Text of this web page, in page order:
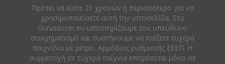
Πρέπει να είστε 21 χρονών ή περισσότερο για να
χρησιμοποιείσετε αυτή την ιστοσελίδα. Στο
Gurusoccer.eu υποστηρίζουμε τον υπεύθυνο
στοιχηματισμό και συστήνουμε να παίζετε τυχερά
παιχνίδια με μέτρο. Αρμόδιος ρυθμιστής ΕΕΕΠ. Η
συμμετοχή σε τυχερά παίγνια επιτρέπεται μόνο σε